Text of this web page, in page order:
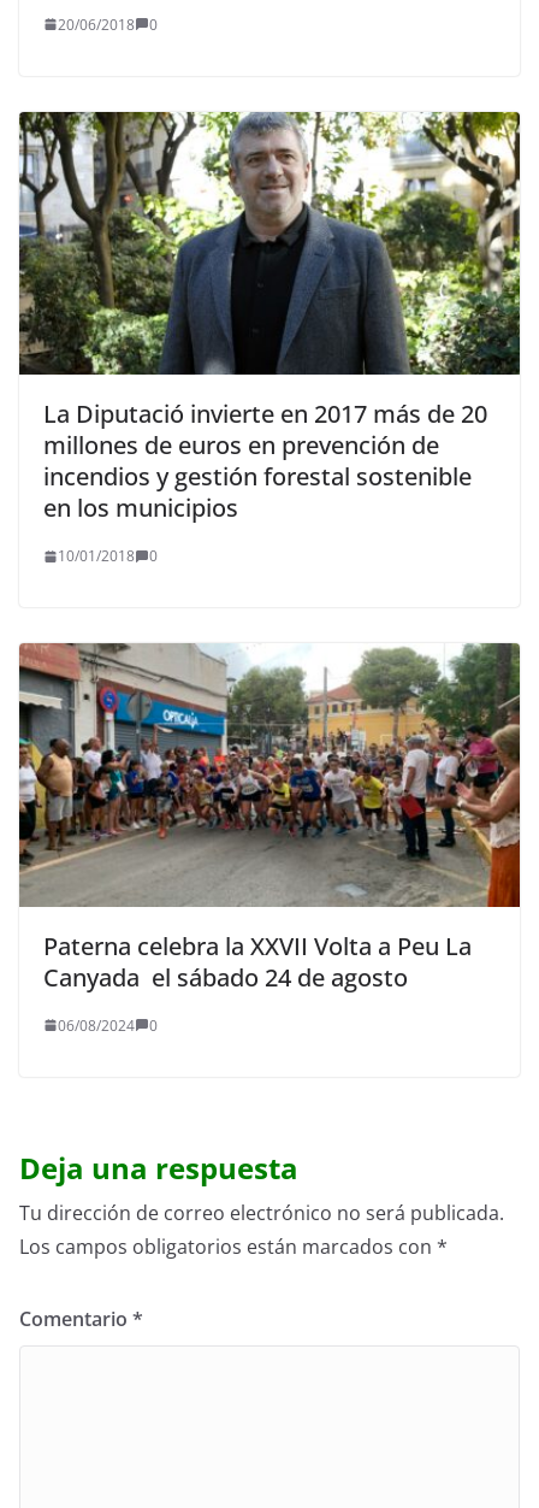
20/06/2018 0
La Diputació invierte en 2017 más de 20
millones de euros en prevención de
incendios y gestión forestal sostenible
en los municipios
10/01/2018 0
Paterna celebra la XXVII Volta a Peu La
Canyada el sábado 24 de agosto
06/08/2024 0
Deja una respuesta
Tu dirección de correo electrónico no será publicada.
Los campos obligatorios están marcados con *
Comentario *